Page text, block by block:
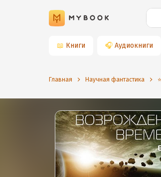
📖 Книги 🎧 Аудиокниги
Главная Научная фантастика